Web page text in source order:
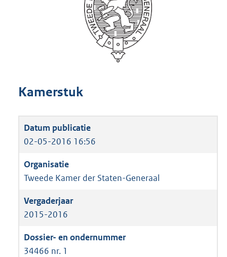
Kamerstuk
02-05-2016 16:56
Tweede Kamer der Staten-Generaal
2015-2016
34466 nr. 1